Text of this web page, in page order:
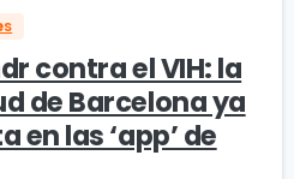
contra el VIH: la
de Barcelona ya
en las ‘app’ de